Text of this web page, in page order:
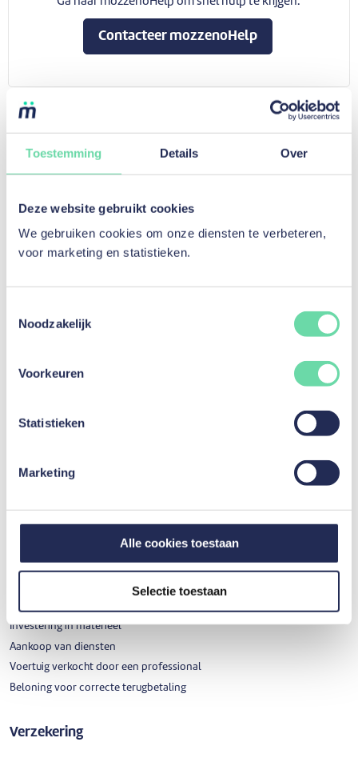
Toestemming Details Over
Deze website gebruikt cookies
We gebruiken cookies om onze diensten te verbeteren,
voor marketing en statistieken.
Noodzakelijk
Voorkeuren
Statistieken
Marketing
Alle cookies toestaan
Selectie toestaan
Contacteer mozzenoHelp
Persoonlijke Lening
Persoonlijke Lening
Lening tweedehandsmotor
Reislening
Hergroepering kredieten
Investeringskrediet
Investering in materieel
Aankoop van diensten
Voertuig verkocht door een professional
Beloning voor correcte terugbetaling
Verzekering